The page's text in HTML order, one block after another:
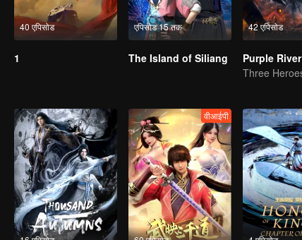
40 एपिसोड
1
एपिसोड 15 तक
The Island of Siliang
42 एपिसोड
Purple River
वीआईपी